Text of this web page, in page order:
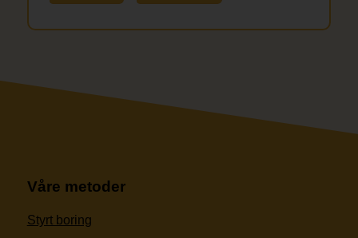
Våre metoder
Styrt boring